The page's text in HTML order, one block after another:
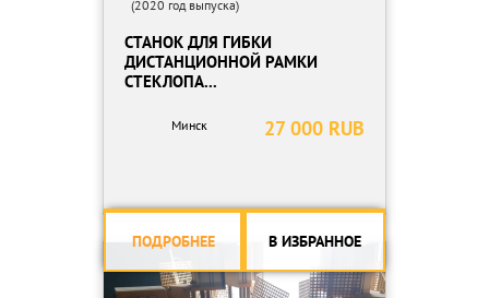
(2020 год выпуска)
СТАНОК ДЛЯ ГИБКИ
ДИСТАНЦИОННОЙ РАМКИ
СТЕКЛОПА...
27 000 RUB
Минск
ПОДРОБНЕЕ В ИЗБРАННОЕ